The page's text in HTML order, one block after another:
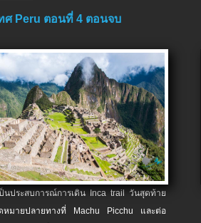
ศ Peru ตอนที่ 4 ตอนจบ
นประสบการณ์การเดิน Inca trail วันสุดท้าย
หมายปลายทางที่ Machu Picchu และต่อ